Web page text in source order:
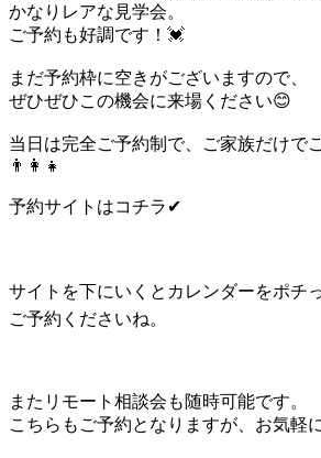
かなりレアな見学会。
ご予約も好調です！💓
まだ予約枠に空きがございますので、
ぜひぜひこの機会に来場ください😊
当日は完全ご予約制で、ご家族だけで
👨‍👩‍👧
予約サイトはコチラ✔
サイトを下にいくとカレンダーをポチ
ご予約くださいね。
またリモート相談会も随時可能です。
こちらもご予約となりますが、お気軽